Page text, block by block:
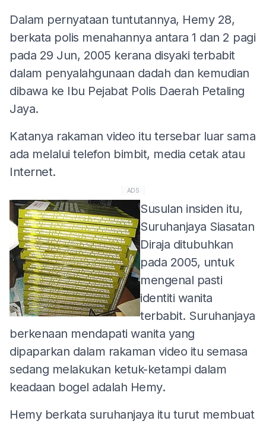
Dalam pernyataan tuntutannya, Hemy 28,
berkata polis menahannya antara 1 dan 2 pagi
pada 29 Jun, 2005 kerana disyaki terbabit
dalam penyalahgunaan dadah dan kemudian
dibawa ke Ibu Pejabat Polis Daerah Petaling
Jaya.
Katanya rakaman video itu tersebar luar sama
ada melalui telefon bimbit, media cetak atau
Internet.
ADS
Susulan insiden itu,
Suruhanjaya Siasatan
Diraja ditubuhkan
pada 2005, untuk
mengenal pasti
identiti wanita
terbabit. Suruhanjaya
berkenaan mendapati wanita yang
dipaparkan dalam rakaman video itu semasa
sedang melakukan ketuk-ketampi dalam
keadaan bogel adalah Hemy.
Hemy berkata suruhanjaya itu turut membuat